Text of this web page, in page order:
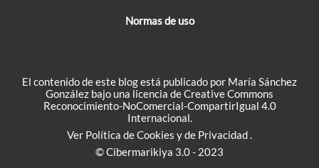
Normas de uso
El contenido de este blog está publicado por María Sánchez
González bajo una licencia de Creative Commons
Reconocimiento-NoComercial-CompartirIgual 4.0
Internacional.
Ver Política de Cookies y de Privacidad.
© Cibermarikiya 3.0 - 2023